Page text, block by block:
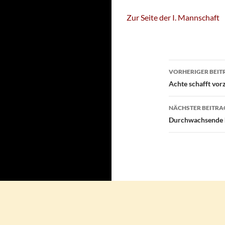
Zur Seite der I. Mannschaft
VORHERIGER
Achte schafft
NÄCHSTER